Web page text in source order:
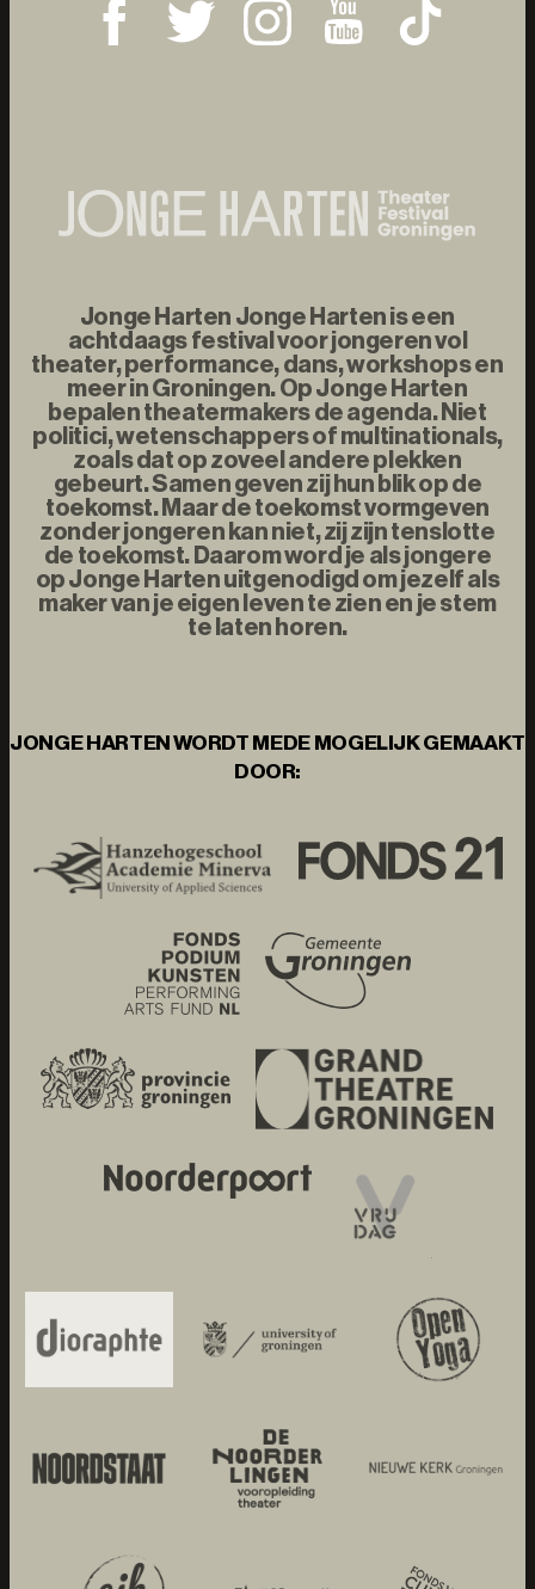
Jonge Harten Jonge Harten is een
achtdaags festival voor jongeren vol
theater, performance, dans, workshops en
meer in Groningen. Op Jonge Harten
bepalen theatermakers de agenda. Niet
politici, wetenschappers of multinationals,
zoals dat op zoveel andere plekken
gebeurt. Samen geven zij hun blik op de
toekomst. Maar de toekomst vormgeven
zonder jongeren kan niet, zij zijn tenslotte
de toekomst. Daarom word je als jongere
op Jonge Harten uitgenodigd om jezelf als
maker van je eigen leven te zien en je stem
te laten horen.
JONGE HARTEN WORDT MEDE MOGELIJK GEMAAKT
DOOR: